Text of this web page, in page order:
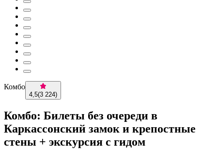
Комбо
4,5(3 224)
Комбо: Билеты без очереди в
Каркассонский замок и крепостные
стены + экскурсия с гидом